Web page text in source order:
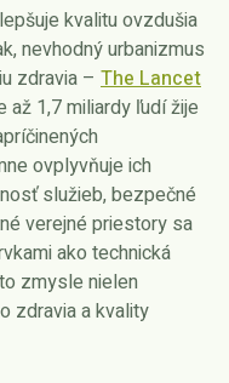
kvalitu ovzdušia
nevhodný urbanizmus
zdravia – The Lancet
až 1,7 miliardy ľudí žije
ovplyvňuje ich
služieb, bezpečné
verejné priestory sa
ako technická
zmysle nielen
zdravia a kvality